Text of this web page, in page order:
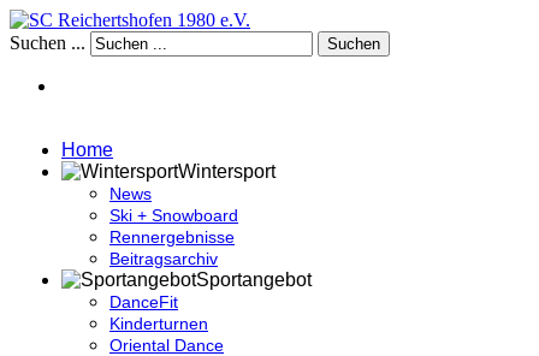
Suchen ... Suchen
Home
Wintersport
News
Ski + Snowboard
Rennergebnisse
Beitragsarchiv
Sportangebot
DanceFit
Kinderturnen
Oriental Dance